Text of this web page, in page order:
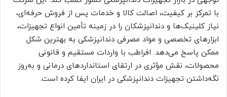
با تمرکز بر کیفیت، اصالت کالا و خدمات پس از فروش حرفه‌ای،
نیاز کلینیک‌ها و دندانپزشکان را در زمینه تأمین انواع تجهیزات،
ابزارهای تخصصی و مواد مصرفی دندانپزشکی به بهترین شکل
ممکن پاسخ می‌دهد. افراطب با واردات مستقیم و قانونی
محصولات، نقش مؤثری در ارتقای استانداردهای درمانی و به‌روز
نگه‌داشتن تجهیزات دندانپزشکی در ایران ایفا کرده است.